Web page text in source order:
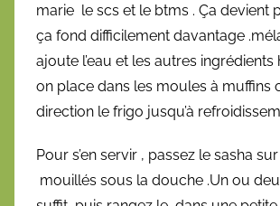
marie le scs et le btms . Ça devient
ça fond difficilement davantage
ajoute l’eau et les autres ingrédients
on place dans les moules à muffins
direction le frigo jusqu’à
Pour s’en servir , passez le sasha
mouillés sous la douche .Un ou